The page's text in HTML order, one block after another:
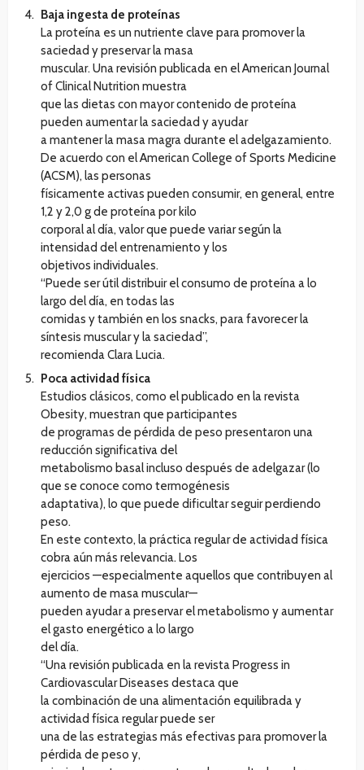
Baja ingesta de proteínas
La proteína es un nutriente clave para promover la
saciedad y preservar la masa
muscular. Una revisión publicada en el American Journal
of Clinical Nutrition muestra
que las dietas con mayor contenido de proteína
pueden aumentar la saciedad y ayudar
a mantener la masa magra durante el adelgazamiento.
De acuerdo con el American College of Sports Medicine
(ACSM), las personas
físicamente activas pueden consumir, en general, entre
1,2 y 2,0 g de proteína por kilo
corporal al día, valor que puede variar según la
intensidad del entrenamiento y los
objetivos individuales.
“Puede ser útil distribuir el consumo de proteína a lo
largo del día, en todas las
comidas y también en los snacks, para favorecer la
síntesis muscular y la saciedad”,
recomienda Clara Lucia.
Poca actividad física
Estudios clásicos, como el publicado en la revista
Obesity, muestran que participantes
de programas de pérdida de peso presentaron una
reducción significativa del
metabolismo basal incluso después de adelgazar (lo
que se conoce como termogénesis
adaptativa), lo que puede dificultar seguir perdiendo
peso.
En este contexto, la práctica regular de actividad física
cobra aún más relevancia. Los
ejercicios —especialmente aquellos que contribuyen al
aumento de masa muscular—
pueden ayudar a preservar el metabolismo y aumentar
el gasto energético a lo largo
del día.
“Una revisión publicada en la revista Progress in
Cardiovascular Diseases destaca que
la combinación de una alimentación equilibrada y
actividad física regular puede ser
una de las estrategias más efectivas para promover la
pérdida de peso y,